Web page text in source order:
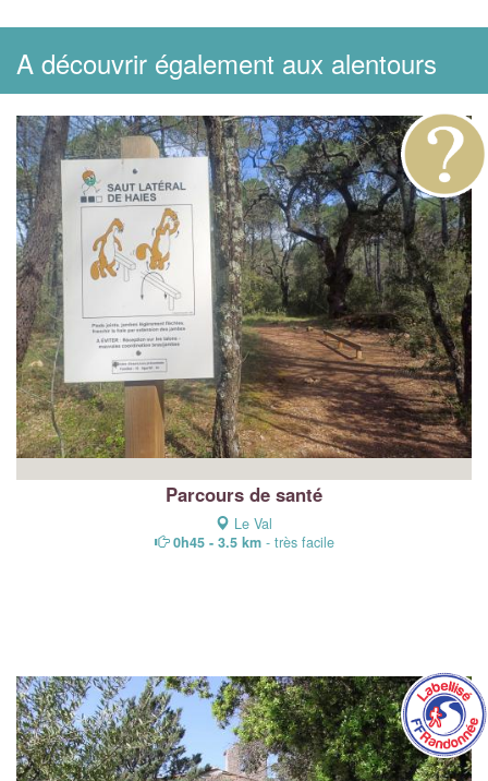
A découvrir également aux alentours
Parcours de santé
Le Val
0h45 - 3.5 km- très facile